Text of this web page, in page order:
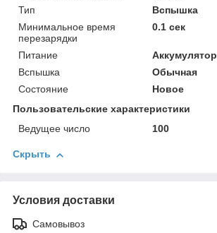
Тип
Вспышка
Минимальное время
перезарядки
0.1 сек
Питание
Аккумулятор
Вспышка
Обычная
Состояние
Новое
Пользовательские характеристики
Ведущее число
100
Скрыть
Условия доставки
Самовывоз